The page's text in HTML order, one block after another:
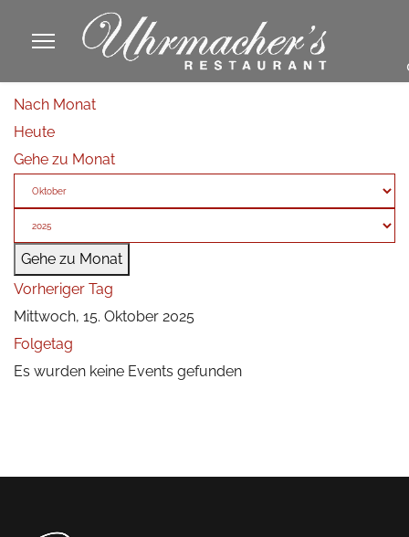
Nach Monat
Heute
Gehe zu Monat
Gehe zu Monat
Vorheriger Tag
Mittwoch, 15. Oktober 2025
Folgetag
Es wurden keine Events gefunden